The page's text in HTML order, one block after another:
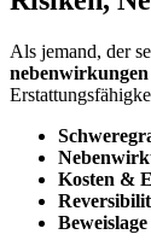
Als jemand, der
Kosten &